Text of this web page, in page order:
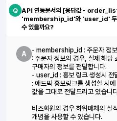
Q API 연동문서의 [응답값 -
'membership_id'와 'user_id' 두 항
수 있을까요?
A
- membership_id : 주문자 정보
: 주문자 정보의 경우, 실제 해당
구매자의 정보를 전달합니다.
- user_id : 홍보 링크 생성시 전
: 애드픽 홍보링크를 생성할 시
값을 그대로 전달드리고 있습니
비즈회원의 경우 하위매체의
개념을 사용할 수 있습니다.